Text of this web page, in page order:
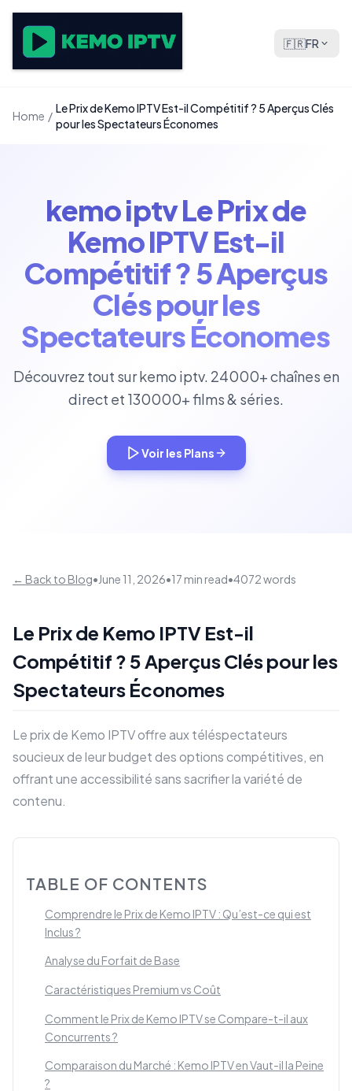
🇫🇷FR
Home /
Le Prix de Kemo IPTV Est-il Compétitif ? 5 Aperçus Clés
pour les Spectateurs Économes
kemo iptv Le Prix de
Kemo IPTV Est-il
Compétitif ? 5 Aperçus
Clés pour les
Spectateurs Économes
Découvrez tout sur kemo iptv. 24000+ chaînes en
direct et 130000+ films & séries.
Voir les Plans
← Back to Blog•June 11, 2026•17 min read•4072 words
Le Prix de Kemo IPTV Est-il
Compétitif ? 5 Aperçus Clés pour les
Spectateurs Économes
Le prix de Kemo IPTV offre aux téléspectateurs
soucieux de leur budget des options compétitives, en
offrant une accessibilité sans sacrifier la variété de
contenu.
TABLE OF CONTENTS
Comprendre le Prix de Kemo IPTV : Qu’est-ce qui est
Inclus ?
Analyse du Forfait de Base
Caractéristiques Premium vs Coût
Comment le Prix de Kemo IPTV se Compare-t-il aux
Concurrents ?
Comparaison du Marché : Kemo IPTV en Vaut-il la Peine
?